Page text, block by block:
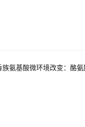
族氨基酸微环境改变：酪